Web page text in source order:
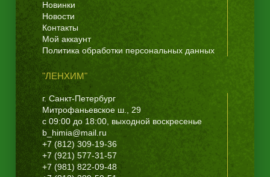
Новинки
Новости
Контакты
Мой аккаунт
Политика обработки персональных данных
"ЛЕНХИМ"
г. Санкт-Петербург
Митрофаньевское ш., 29
с 09:00 до 18:00, выходной воскресенье
b_himia@mail.ru
+7 (812) 309-19-36
+7 (921) 577-31-57
+7 (981) 822-09-48